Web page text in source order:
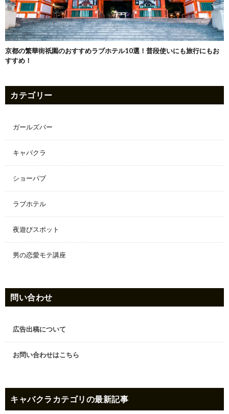
京都の繁華街祇園のおすすめラブホテル10選！普段使いにも旅行にもお
すすめ！
カテゴリー
ガールズバー
キャバクラ
ショーパブ
ラブホテル
夜遊びスポット
男の恋愛モテ講座
問い合わせ
広告出稿について
お問い合わせはこちら
キャバクラ カテゴリの最新記事